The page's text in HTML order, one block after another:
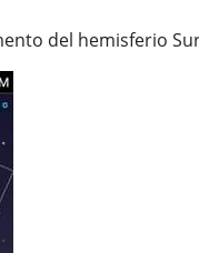
del hemisferio